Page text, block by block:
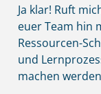
Ja klar! Ruft
euer Team hin
Ressourcen-
und
machen